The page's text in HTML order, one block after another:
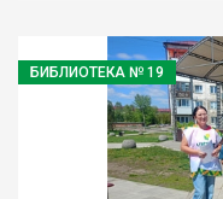
БИБЛИОТЕКА № 19